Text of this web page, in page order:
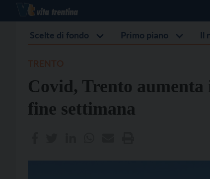
Scelte di fondo Primo piano Il
Covid, Trento
fine settimana